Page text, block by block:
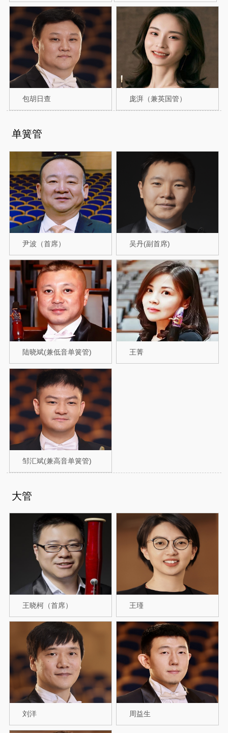
包胡日查 庞湃（兼英国管）
单簧管
尹波（首席） 吴丹(副首席)
陆晓斌(兼低音单簧管) 王菁
邹汇斌(兼高音单簧管)
大管
王晓柯（首席） 王瑾
刘洋 周益生